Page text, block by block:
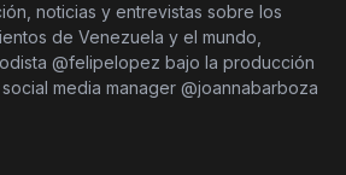
noticias y entrevistas sobre los
de Venezuela y el mundo,
@felipelopez bajo la producción
media manager @joannabarboza